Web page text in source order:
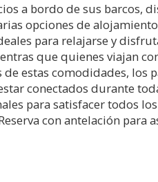
a bordo de sus barcos,
opciones de
para relajarse y
que quienes viajan
estas comodidades, los
conectados durante
para satisfacer todos
con antelación para